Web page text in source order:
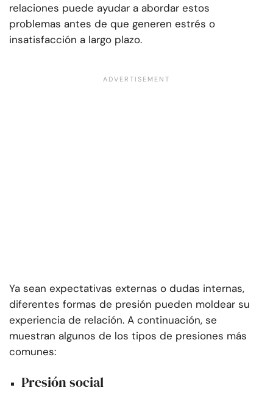
relaciones puede ayudar a abordar estos
problemas antes de que generen estrés o
insatisfacción a largo plazo.
Ya sean expectativas externas o dudas internas,
diferentes formas de presión pueden moldear su
experiencia de relación. A continuación, se
muestran algunos de los tipos de presiones más
comunes:
Presión social